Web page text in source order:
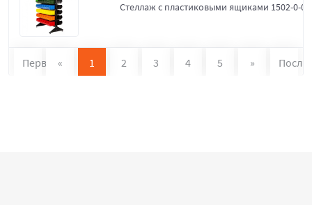
Стеллаж с пластиковыми ящиками 1502-0-0-
Первая « 1 2 3 4 5 »